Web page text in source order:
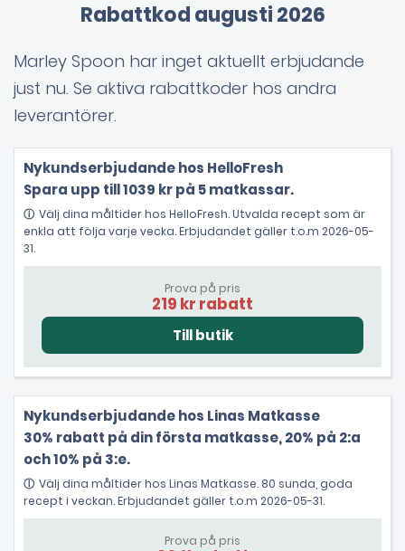
Rabattkod augusti 2026
Marley Spoon har inget aktuellt erbjudande
just nu. Se aktiva rabattkoder hos andra
leverantörer.
Nykundserbjudande hos HelloFresh
Spara upp till 1039 kr på 5 matkassar.
Välj dina måltider hos HelloFresh. Utvalda recept som är
enkla att följa varje vecka. Erbjudandet gäller t.o.m 2026-05-
31.
Prova på pris
219 kr rabatt
Nykundserbjudande hos Linas Matkasse
30% rabatt på din första matkasse, 20% på 2:a
och 10% på 3:e.
Välj dina måltider hos Linas Matkasse. 80 sunda, goda
recept i veckan. Erbjudandet gäller t.o.m 2026-05-31.
Prova på pris